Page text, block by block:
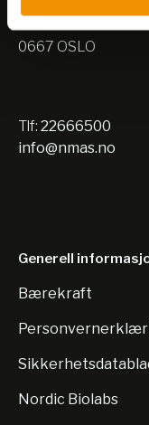
0667 OSLO
Tlf: 22666500
info@nmas.no
Generell
Bærekraft
Nordic Biolabs